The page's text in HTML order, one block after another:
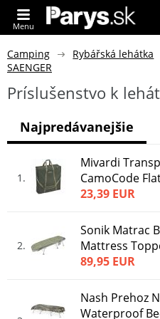
Menu
Camping Rybářská lehátka
SAENGER
Príslušenstvo k
1
Mivardi
CamoCode
23,39 EUR
2
Sonik Matrac
Mattress
89,95 EUR
Nash Prehoz
Waterproof
Najpredávanejšie